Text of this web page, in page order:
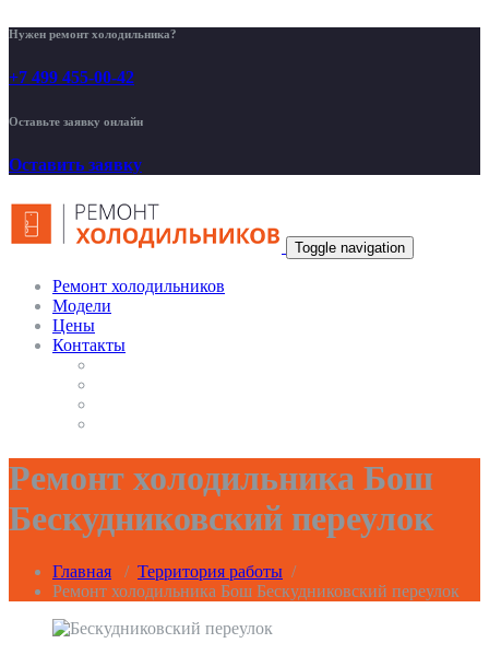
Нужен ремонт холодильника?
+7 499 455-00-42
Оставьте заявку онлайн
Оставить заявку
Toggle navigation
Ремонт холодильников
Модели
Цены
Контакты
Ремонт холодильника Бош
Бескудниковский переулок
Главная / Территория работы /
Ремонт холодильника Бош Бескудниковский переулок